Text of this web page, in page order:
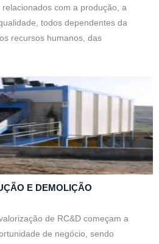
com a produção, a
todos dependentes da
recursos humanos, das
E DEMOLIÇÃO
de RC&D começam a
de negócio, sendo